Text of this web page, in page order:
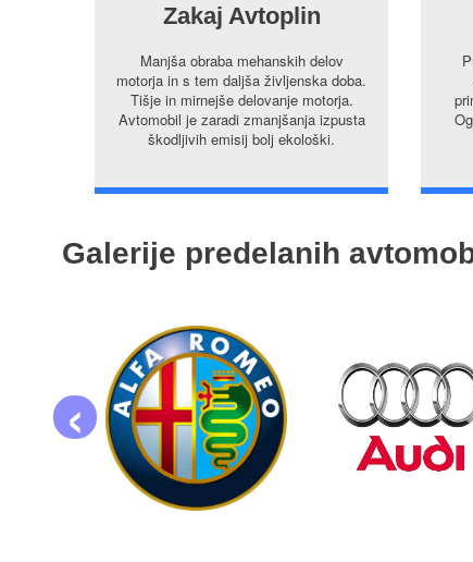
Zakaj Avtoplin
Manjša obraba mehanskih delov
motorja in s tem daljša življenska doba.
Tišje in mirnejše delovanje motorja.
Avtomobil je zaradi zmanjšanja izpusta
škodljivih emisij bolj ekološki.
Galerije predelanih
‹